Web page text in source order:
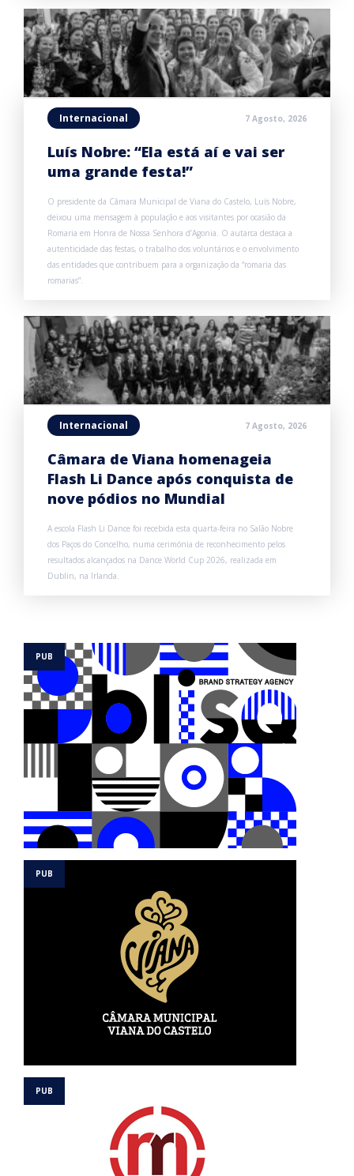
Internacional 7 Agosto, 2026
Luís Nobre: “Ela está aí e vai ser
uma grande festa!”
O presidente da Câmara Municipal de Viana do Castelo, Luís Nobre,
deixou uma mensagem à população e aos visitantes por ocasião da
Romaria em Honra de Nossa Senhora d’Agonia. O autarca destaca a
autenticidade das festas, o trabalho dos voluntários e o envolvimento
das entidades que contribuem para a organização da “romaria das
romarias”.
Internacional 7 Agosto, 2026
Câmara de Viana homenageia
Flash Li Dance após conquista de
nove pódios no Mundial
A escola Flash Li Dance foi recebida esta quarta-feira no Salão Nobre
dos Paços do Concelho, numa cerimónia de reconhecimento pelos
resultados alcançados na Dance World Cup 2026, realizada em
Dublin, na Irlanda.